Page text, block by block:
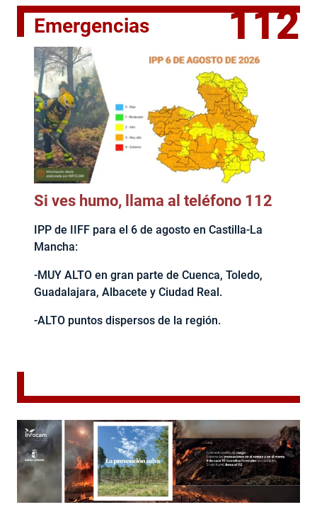
Emergencias 112
Si ves humo, llama al teléfono 112
IPP de IIFF para el 6 de agosto en Castilla-La
Mancha:
-MUY ALTO en gran parte de Cuenca, Toledo,
Guadalajara, Albacete y Ciudad Real.
-ALTO puntos dispersos de la región.